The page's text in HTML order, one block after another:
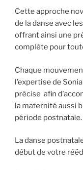
Cette approche
de la danse avec
offrant ainsi une
complète pour
Chaque
l’expertise de
précise afin
la maternité aussi
période postnatale.
La danse
début de votre